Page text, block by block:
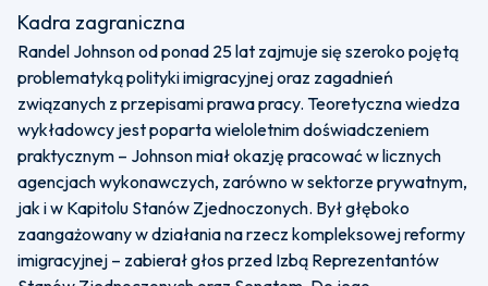
Kadra zagraniczna
Randel Johnson od ponad 25 lat zajmuje się szeroko pojętą
problematyką polityki imigracyjnej oraz zagadnień
związanych z przepisami prawa pracy. Teoretyczna wiedza
wykładowcy jest poparta wieloletnim doświadczeniem
praktycznym – Johnson miał okazję pracować w licznych
agencjach wykonawczych, zarówno w sektorze prywatnym,
jak i w Kapitolu Stanów Zjednoczonych. Był głęboko
zaangażowany w działania na rzecz kompleksowej reformy
imigracyjnej – zabierał głos przed Izbą Reprezentantów